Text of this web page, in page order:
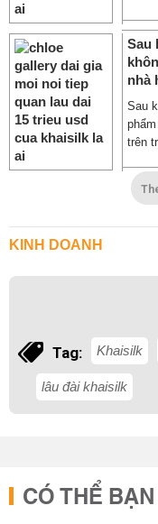
Sau
nhà
Sau
trên
KINH DOANH
Tag: Khaisilk
lâu đài khaisilk
CÓ THỂ